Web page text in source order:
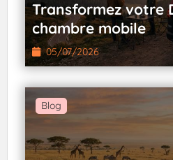
Transformez votre
chambre mobile
05/07/2026
Blog